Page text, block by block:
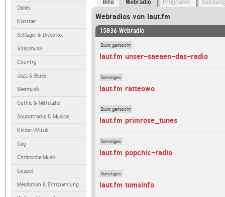
Oldies
Künstler
Schlager & Discofox
Volksmusik
Country
Jazz & Blues
Weltmusik
Gothic & Mittelalter
Soundtracks & Musical
Kinder-Musik
Gay
Christliche Musik
Gospel
Meditation & Entspannung
Info Webradio Programm
Webradios von laut.fm
15836 Webradio
Bunt gemischt
laut.fm unser-saeaen-das-radio
Sonstiges
laut.fm ratteowo
Bunt gemischt
laut.fm primrose_tunes
Sonstiges
laut.fm popchic-radio
Sonstiges
laut.fm tomsinfo